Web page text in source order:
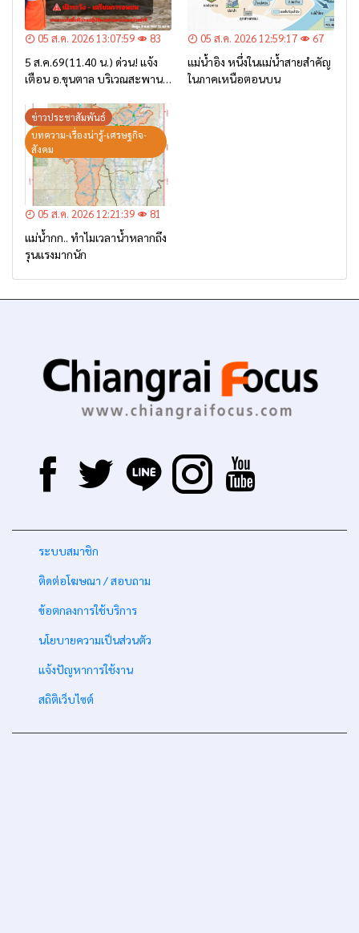
05 ส.ค. 2026 13:07:59 83
5 ส.ค.69(11.40 น.) ด่วน! แจ้ง
เตือน อ.ขุนตาล บริเวณสะพาน
– เตรียมการอพยพ”
05 ส.ค. 2026 12:59:17 67
แม่น้ำอิง หนึ่งในแม่น้ำสายสำคัญ
ในภาคเหนือตอนบน
ข่าวประชาสัมพันธ์
บทความ-เรื่องน่ารู้-เศรษฐกิจ-
สังคม
05 ส.ค. 2026 12:21:39 81
แม่น้ำกก.. ทำไมเวลาน้ำหลากถึง
รุนแรงมากนัก
ระบบสมาชิก
ติดต่อโฆษณา / สอบถาม
ข้อตกลงการใช้บริการ
นโยบายความเป็นส่วนตัว
แจ้งปัญหาการใช้งาน
สถิติเว็บไซต์